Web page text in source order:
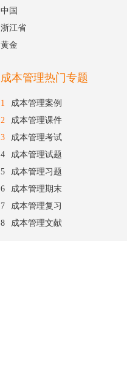
中国
浙江省
黄金
成本管理热门专题
1
成本管理案例
2
成本管理课件
3
成本管理考试
4
成本管理试题
5
成本管理习题
6
成本管理期末
7
成本管理复习
8
成本管理文献